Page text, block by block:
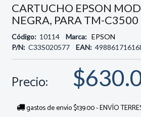
CARTUCHO EPSON
NEGRA, PARA TM-C3500
Código: 10114 Marca: EPSON
P/N: C33S020577 EAN:
Precio:
gastos de envío $139.00 - ENVÍO